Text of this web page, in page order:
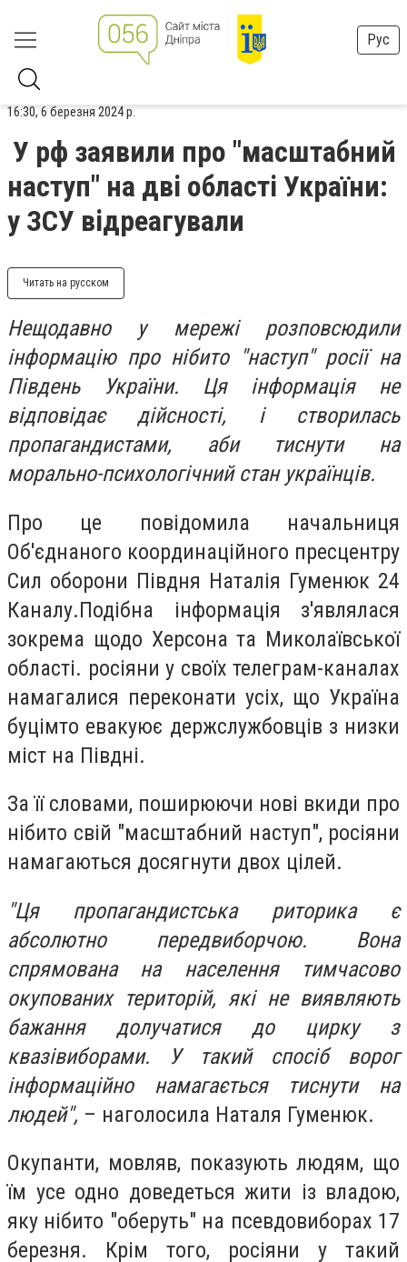
Рус
16:30, 6 березня 2024 р.
У рф заявили про "масштабний
наступ" на дві області України:
у ЗСУ відреагували
Читать на русском
Нещодавно у мережі розповсюдили
інформацію про нібито "наступ" росії на
Південь України. Ця інформація не
відповідає дійсності, і створилась
пропагандистами, аби тиснути на
морально-психологічний стан українців.
Про це повідомила начальниця
Об'єднаного координаційного пресцентру
Сил оборони Півдня Наталія Гуменюк 24
Каналу.Подібна інформація з'являлася
зокрема щодо Херсона та Миколаївської
області. росіяни у своїх телеграм-каналах
намагалися переконати усіх, що Україна
буцімто евакуює держслужбовців з низки
міст на Півдні.
За її словами, поширюючи нові вкиди про
нібито свій "масштабний наступ", росіяни
намагаються досягнути двох цілей.
"Ця пропагандистська риторика є
абсолютно передвиборчою. Вона
спрямована на населення тимчасово
окупованих територій, які не виявляють
бажання долучатися до цирку з
квазівиборами. У такий спосіб ворог
інформаційно намагається тиснути на
людей", – наголосила Наталя Гуменюк.
Окупанти, мовляв, показують людям, що
їм усе одно доведеться жити із владою,
яку нібито "оберуть" на псевдовиборах 17
березня. Крім того, росіяни у такий